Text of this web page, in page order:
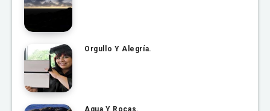
Orgullo Y Alegría.
Agua Y Rocas.